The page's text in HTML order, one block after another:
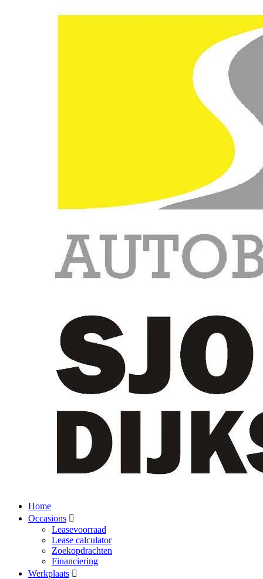
Home
Occasions
Leasevoorraad
Lease calculator
Zoekopdrachten
Financiering
Werkplaats